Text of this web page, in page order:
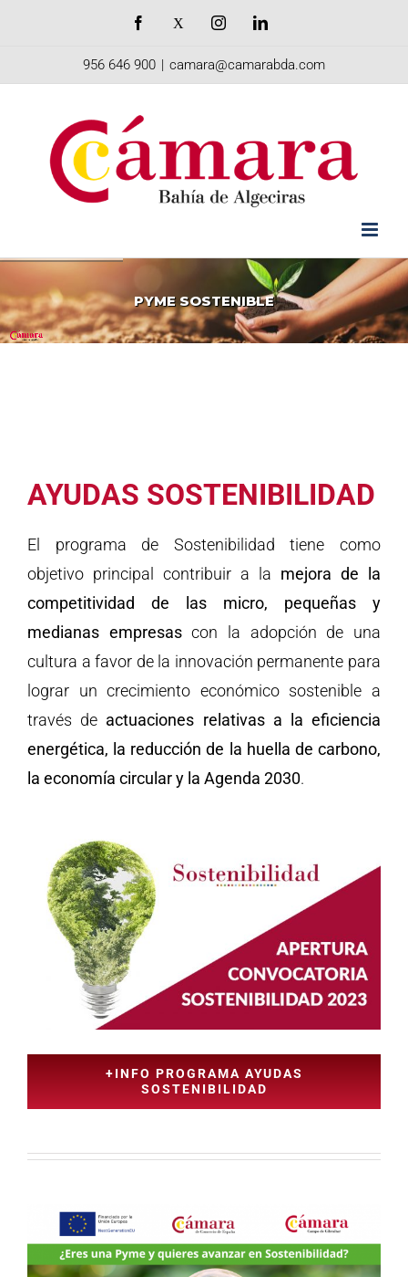
Facebook InstagramLinkedIn
956 646 900 | camara@camarabda.com
PYME SOSTENIBLE
AYUDAS SOSTENIBILIDAD
El programa de Sostenibilidad tiene como
objetivo principal contribuir a la mejora de la
competitividad de las micro, pequeñas y
medianas empresascon la adopción de una
cultura a favor de la innovación permanente para
lograr un crecimiento económico sostenible a
través de actuaciones relativas a la eficiencia
energética, la reducción de la huella de carbono,
la economía circular y la Agenda 2030.
+INFO PROGRAMA AYUDAS
SOSTENIBILIDAD